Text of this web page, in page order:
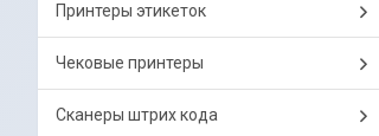
Принтеры этикеток
Чековые принтеры
Сканеры штрих кода